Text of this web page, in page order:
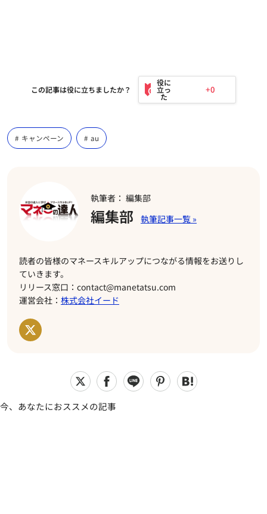
この記事は役に立ちましたか？ +0
キャンペーン au
執筆者： 編集部
編集部
読者の皆様のマネースキルアップにつながる情報をお送りし
ていきます。
リリース窓口：contact@manetatsu.com
運営会社： 株式会社イード
今、あなたにおススメの記事